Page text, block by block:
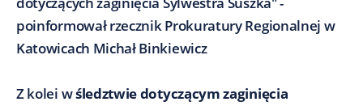
poinformował rzecznik Prokuratury Regionalnej w
Katowicach Michał Binkiewicz
Z kolei wśledztwie dotyczącym zaginięcia